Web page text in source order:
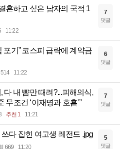
혼하고 싶은 남자의 국적 1
11:22
7
댓글
포기” 코스피 급락에 계약금
11:22
6
댓글
다 내 뺨만 때려?...피해의식,
무조건 ‘이재명과 호흡’”
추천 1 11:21
7
댓글
다 잡힌 여고생 레전드 .jpg
669 11:20
5
댓글